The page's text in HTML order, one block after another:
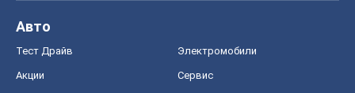
Авто
Тест Драйв Электромобили
Акции Сервис